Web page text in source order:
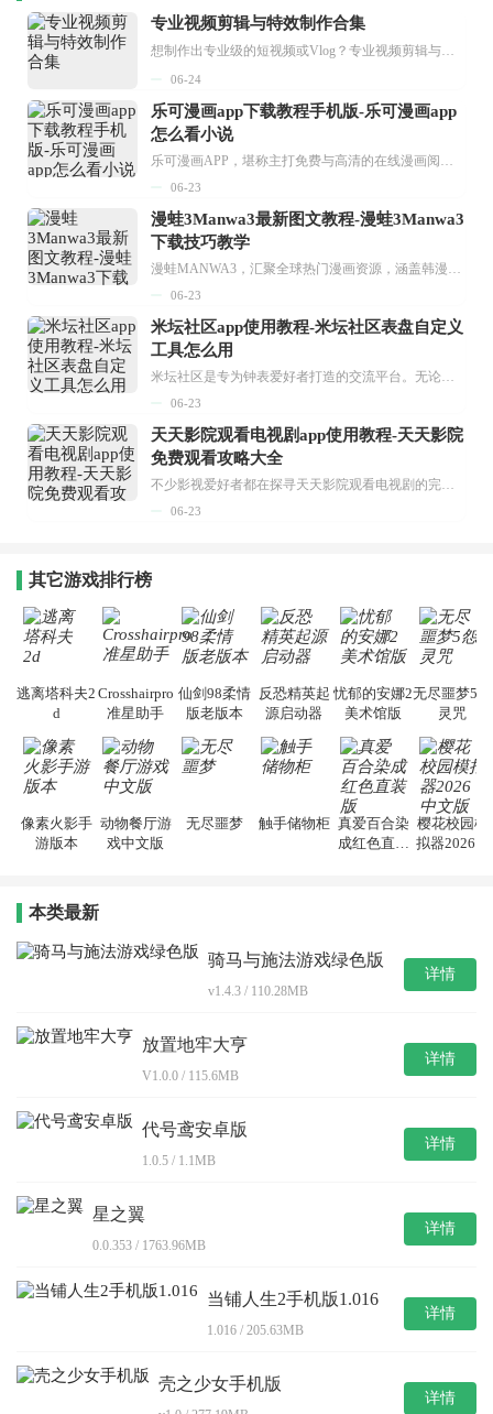
专业视频剪辑与特效制作合集
想制作出专业级的短视频或Vlog？专业视频剪辑与特效制作大全专题为你提供了从剪辑、抠像到特效包装的全套解决方案。无论是添加炫酷的片头、进行精准的视频抠图，还是制...
06-24
乐可漫画app下载教程手机版-乐可漫画app
怎么看小说
乐可漫画APP，堪称主打免费与高清的在线漫画阅读神器。其官方版提供海量完整版漫画资源，无论是国内漫画，还是日漫、韩漫、台漫、美漫等国外漫画，应有尽有，随时供你阅读。只需轻点一下，便能直接进入阅读界面。不仅如此，乐可漫画最新版本更新速度极快，在这里，你总能抢先看到全网一手漫画章节内容！...
06-23
漫蛙3Manwa3最新图文教程-漫蛙3Manwa3
下载技巧教学
漫蛙MANWA3，汇聚全球热门漫画资源，涵盖韩漫、欧美漫画、国漫等多种类型，题材丰富多样，全方位满足用户阅读喜好。它不仅是阅读平台，更是创作平台，为广大用户打造零门槛创作环境。...
06-23
米坛社区app使用教程-米坛社区表盘自定义
工具怎么用
米坛社区是专为钟表爱好者打造的交流平台。无论你是初涉钟表领域的普通爱好者，还是拥有多年收藏经验的资深玩家，都能在此找到属于自己的天地。 无需注册，就能轻松参与其中。通过专业的讨论论坛与丰富的交互功能，你可与世界各地的钟表爱好者畅快交流。若你钟情于钟表，米坛社区无疑是值得一试的理想之选。在这里，你能获取最新的手表资讯，交流见解，提升鉴赏品味，让每一块手表都成为收藏故事中重要的一部分。感兴趣的朋友，不要错过下载机会。...
06-23
天天影院观看电视剧app使用教程-天天影院
免费观看攻略大全
不少影视爱好者都在探寻天天影院观看电视剧的完整方法，结合最新平台使用规则，本篇新手入门攻略全面讲解观看渠道、检索流程、播放设置以及画面模式调整等实用内容。全文适配手机、电脑等主流设备，步骤简洁易懂，无论是初次使用的新手，还是想要优化观影体验的用户，都能参照内容快速上手，熟练掌握平台各项操作技巧，轻松畅享影视内容。...
06-23
其它游戏排行榜
逃离塔科夫2
d
Crosshairpro
准星助手
仙剑98柔情
版老版本
反恐精英起
源启动器
忧郁的安娜2
美术馆版
无尽噩梦5怨
灵咒
像素火影手
游版本
动物餐厅游
戏中文版
无尽噩梦 触手储物柜 真爱百合染
成红色直装
樱花校园模
拟器2026中
本类最新
骑马与施法游戏绿色版
v1.4.3 / 110.28MB
详情
放置地牢大亨
V1.0.0 / 115.6MB
详情
代号鸢安卓版
1.0.5 / 1.1MB
详情
星之翼
0.0.353 / 1763.96MB
详情
当铺人生2手机版1.016
1.016 / 205.63MB
详情
壳之少女手机版
详情